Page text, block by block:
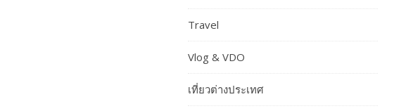
Travel
Vlog & VDO
เที่ยวต่างประเทศ